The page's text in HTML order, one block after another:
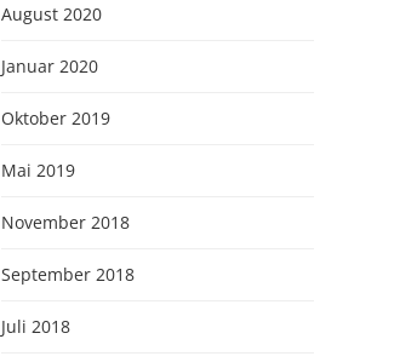
August 2020
Januar 2020
Oktober 2019
Mai 2019
November 2018
September 2018
Juli 2018